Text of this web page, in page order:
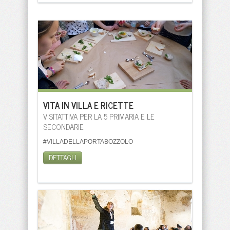
VITA IN VILLA E RICETTE
VISITATTIVA PER LA 5 PRIMARIA E LE
SECONDARIE
#VILLADELLAPORTABOZZOLO
DETTAGLI